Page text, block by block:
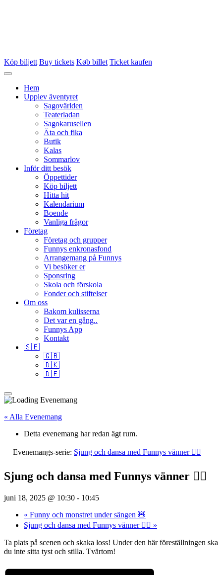
Köp biljett Buy tickets Køb billet Ticket kaufen
Hem
Upplev äventyret
Sagovärlden
Teaterladan
Sagokarusellen
Äta och fika
Butik
Kalas
Sommarlov
Inför ditt besök
Öppettider
Köp biljett
Hitta hit
Kalendarium
Boende
Vanliga frågor
Företag
Företag och grupper
Funnys enkronasfond
Arrangemang på Funnys
Vi besöker er
Sponsring
Skola och förskola
Fonder och stiftelser
Om oss
Bakom kulisserna
Det var en gång..
Funnys App
Kontakt
🇸🇪
🇬🇧
🇩🇰
🇩🇪
« Alla Evenemang
Detta evenemang har redan ägt rum.
Evenemangs-serie: Sjung och dansa med Funnys vänner 👯‍♀️
Sjung och dansa med Funnys vänner 👯‍♀️
juni 18, 2025 @ 10:30 - 10:45
« Funny och monstret under sängen 🧸
Sjung och dansa med Funnys vänner 👯‍♀️ »
Ta plats på scenen och skaka loss! Under den här föreställningen ska
du inte sitta tyst och stilla. Tvärtom!